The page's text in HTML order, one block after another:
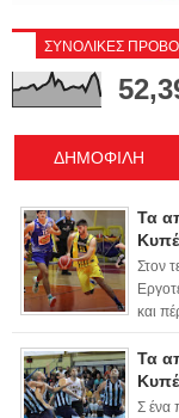
ΣΥΝΟΛΙΚΕΣ
ΔΗΜΟΦΙΛΗ
Τα
Στον
και
Τα
Σ ένα